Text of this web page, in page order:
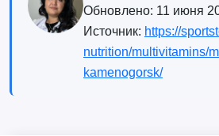
Обновлено: 11 июня
Источник: https://
nutrition/multivitamins/
kamenogorsk/